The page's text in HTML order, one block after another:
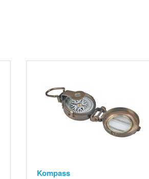
Kompass